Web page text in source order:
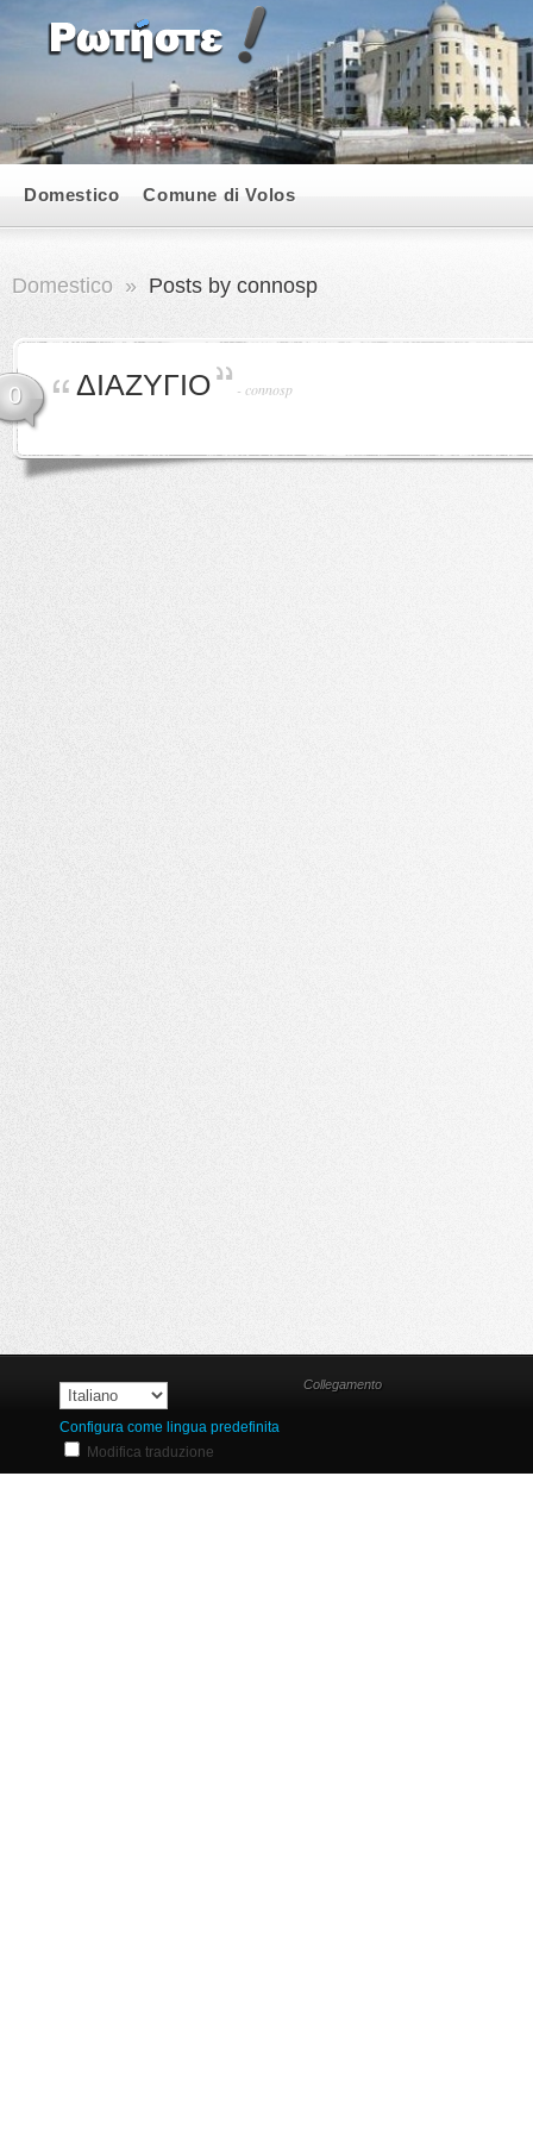
Domestico Comune di Volos
Domestico » Posts by connosp
0 ΔΙΑΖΥΓΙΟ - connosp
Configura come lingua predefinita
Modifica traduzione
Collegamento